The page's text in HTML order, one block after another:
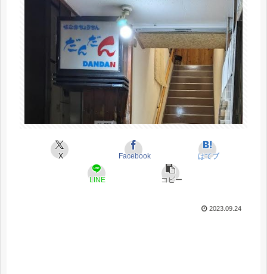
X Facebook はてブ
LINE コピー
2023.09.24